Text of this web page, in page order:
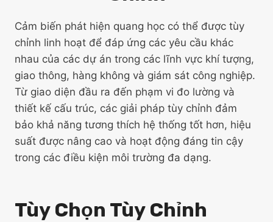
Cảm biến phát hiện quang học có thể được tùy
chỉnh linh hoạt để đáp ứng các yêu cầu khác
nhau của các dự án trong các lĩnh vực khí tượng,
giao thông, hàng không và giám sát công nghiệp.
Từ giao diện đầu ra đến phạm vi đo lường và
thiết kế cấu trúc, các giải pháp tùy chỉnh đảm
bảo khả năng tương thích hệ thống tốt hơn, hiệu
suất được nâng cao và hoạt động đáng tin cậy
trong các điều kiện môi trường đa dạng.
Tùy Chọn Tùy Chỉnh